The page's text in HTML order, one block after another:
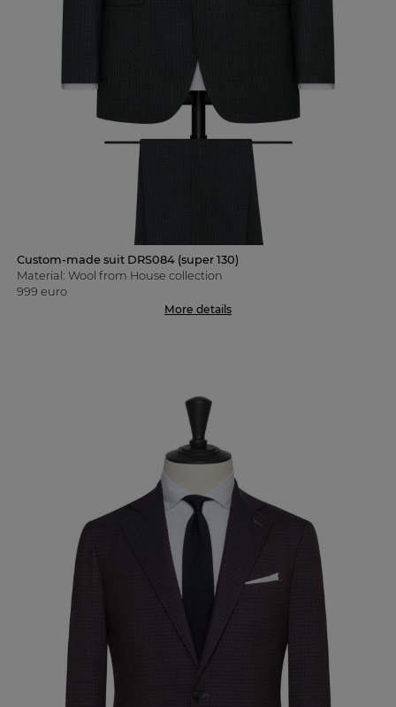
Custom-made suit DRS084 (super 130)
Material: Wool from House collection
999 euro
More details